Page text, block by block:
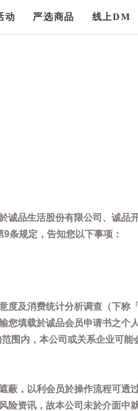
动 严选商品 线上DM
品生活股份有限公司、诚品
条规定，告知您以下事项：
度及消费统计分析调查（下称
您填载於诚品会员申请书之个
围内，本公司或关系企业可能
蔽，以利会员於操作流程可透
险资讯，故本公司未於介面中